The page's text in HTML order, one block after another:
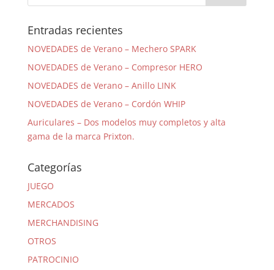
Entradas recientes
NOVEDADES de Verano – Mechero SPARK
NOVEDADES de Verano – Compresor HERO
NOVEDADES de Verano – Anillo LINK
NOVEDADES de Verano – Cordón WHIP
Auriculares – Dos modelos muy completos y alta
gama de la marca Prixton.
Categorías
JUEGO
MERCADOS
MERCHANDISING
OTROS
PATROCINIO